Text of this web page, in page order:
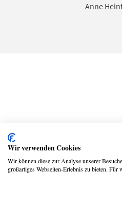
Anne
Copyright © 2026
Wir verwenden Cookies
Wir können diese zur Analyse unserer
großartiges Webseiten-Erlebnis zu bieten.